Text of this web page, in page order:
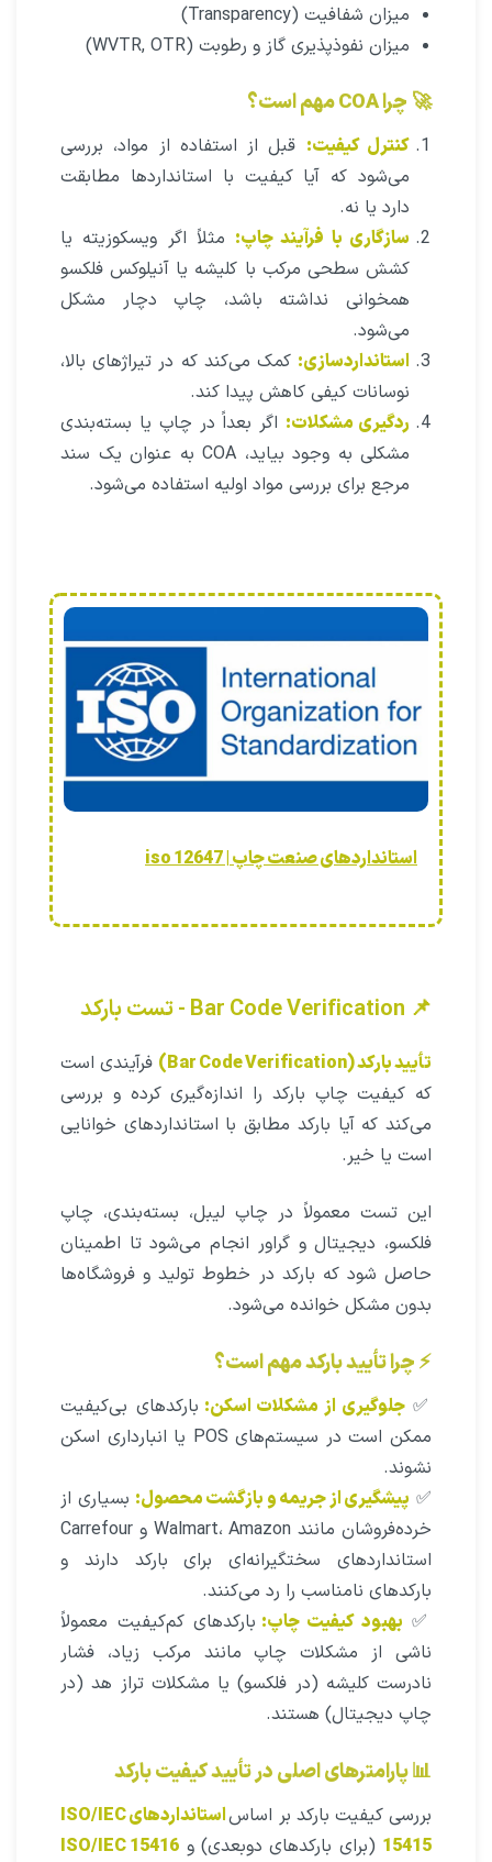
میزان شفافیت (Transparency)
میزان نفوذپذیری گاز و رطوبت (WVTR, OTR)
🚀 چرا COA مهم است؟
کنترل کیفیت: قبل از استفاده از مواد، بررسی
می‌شود که آیا کیفیت با استانداردها مطابقت
دارد یا نه.
سازگاری با فرآیند چاپ: مثلاً اگر ویسکوزیته یا
کشش سطحی مرکب با کلیشه یا آنیلوکس فلکسو
همخوانی نداشته باشد، چاپ دچار مشکل
می‌شود.
استانداردسازی: کمک می‌کند که در تیراژهای بالا،
نوسانات کیفی کاهش پیدا کند.
ردگیری مشکلات: اگر بعداً در چاپ یا بسته‌بندی
مشکلی به وجود بیاید، COA به عنوان یک سند
مرجع برای بررسی مواد اولیه استفاده می‌شود.
استانداردهای صنعت چاپ | iso 12647
📌 Bar Code Verification - تست بارکد
تأیید بارکد (Bar Code Verification)
فرآیندی است
که کیفیت چاپ بارکد را اندازه‌گیری کرده و بررسی
می‌کند که آیا بارکد مطابق با استانداردهای خوانایی
است یا خیر.
این تست معمولاً در چاپ لیبل، بسته‌بندی، چاپ
فلکسو، دیجیتال و گراور انجام می‌شود تا اطمینان
حاصل شود که بارکد در خطوط تولید و فروشگاه‌ها
بدون مشکل خوانده می‌شود.
⚡ چرا تأیید بارکد مهم است؟
✅جلوگیری از مشکلات اسکن: بارکدهای بی‌کیفیت
ممکن است در سیستم‌های POS یا انبارداری اسکن
نشوند.
✅ پیشگیری از جریمه و بازگشت محصول: بسیاری از
خرده‌فروشان مانند Walmart، Amazon و Carrefour
استانداردهای سختگیرانه‌ای برای بارکد دارند و
بارکدهای نامناسب را رد می‌کنند.
✅ بهبود کیفیت چاپ: بارکدهای کم‌کیفیت معمولاً
ناشی از مشکلات چاپ مانند مرکب زیاد، فشار
نادرست کلیشه (در فلکسو) یا مشکلات تراز هد (در
چاپ دیجیتال) هستند.
📊 پارامترهای اصلی در تأیید کیفیت بارکد
بررسی کیفیت بارکد بر اساس
استانداردهای ISO/IEC
15415 (برای بارکدهای دوبعدی) و ISO/IEC 15416